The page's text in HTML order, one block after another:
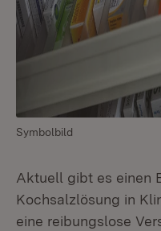
Symbolbild
Aktuell gibt es einen
Kochsalzlösung in
eine reibungslose